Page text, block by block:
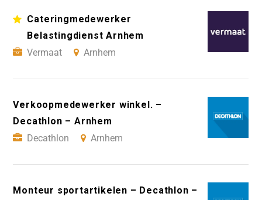
Cateringmedewerker
Belastingdienst Arnhem
Vermaat
Arnhem
Verkoopmedewerker winkel. –
Decathlon – Arnhem
Decathlon
Arnhem
Monteur sportartikelen – Decathlon –